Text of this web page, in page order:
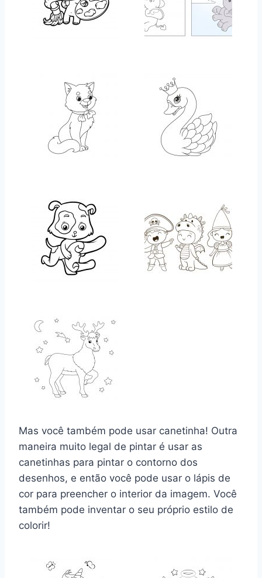
Mas você também pode usar canetinha! Outra
maneira muito legal de pintar é usar as
canetinhas para pintar o contorno dos
desenhos, e então você pode usar o lápis de
cor para preencher o interior da imagem. Você
também pode inventar o seu próprio estilo de
colorir!